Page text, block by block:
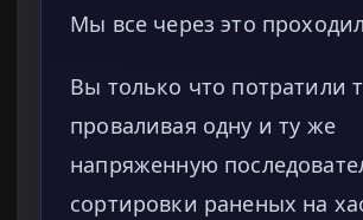
Мы все через это
Вы только что потратили
проваливая одну и ту же
напряженную
сортировки раненых на